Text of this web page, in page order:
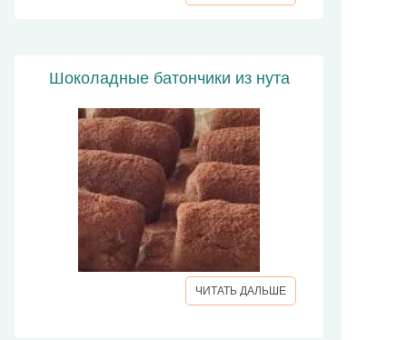
Шоколадные батончики из нута
ЧИТАТЬ ДАЛЬШЕ